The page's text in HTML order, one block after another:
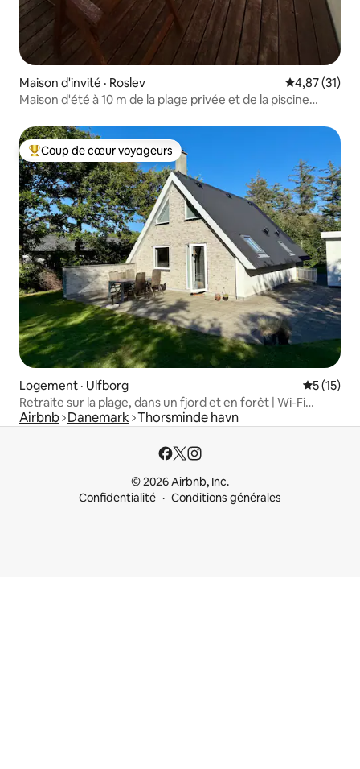
Maison d'invité · Roslev Note
4,87 (31)
Maison d'été à 10 m de la plage privée et de la piscine
Coup de cœur voyageurs parmi les plus aimés
Coup de cœur voyageurs
Logement · Ulfborg Note
5 (15)
Retraite sur la plage, dans un fjord et en forêt | Wi-Fi
rapide
Airbnb Danemark Thorsminde havn
© 2026 Airbnb, Inc.
Confidentialité
Conditions générales